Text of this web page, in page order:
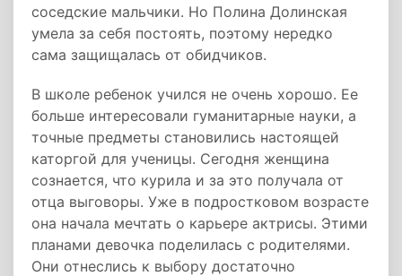
соседские мальчики. Но Полина Долинская
умела за себя постоять, поэтому нередко
сама защищалась от обидчиков.
В школе ребенок учился не очень хорошо. Ее
больше интересовали гуманитарные науки, а
точные предметы становились настоящей
каторгой для ученицы. Сегодня женщина
сознается, что курила и за это получала от
отца выговоры. Уже в подростковом возрасте
она начала мечтать о карьере актрисы. Этими
планами девочка поделилась с родителями.
Они отнеслись к выбору достаточно